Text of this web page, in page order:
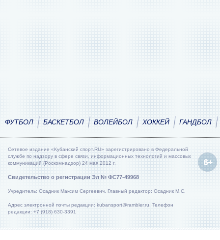
ФУТБОЛ БАСКЕТБОЛ ВОЛЕЙБОЛ ХОККЕЙ ГАНДБОЛ
Сетевое издание «Кубанский спорт.RU» зарегистрировано в Федеральной
службе по надзору в сфере связи, информационных технологий и массовых
коммуникаций (Роскомнадзор) 24 мая 2012 г.
Свидетельство о регистрации Эл № ФС77-49968
Учредитель: Осадник Максим Сергеевич. Главный редактор: Осадник М.С.
Адрес электронной почты редакции: kubansport@rambler.ru. Телефон
редакции: +7 (918) 630-3391